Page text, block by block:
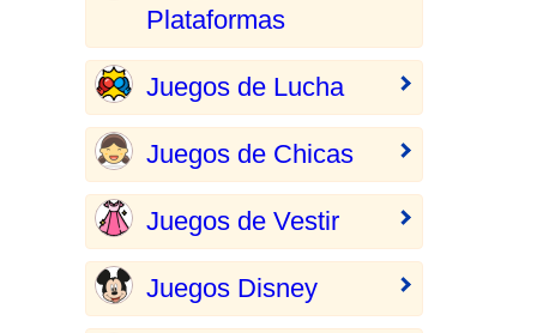
Plataformas
Juegos de Lucha
Juegos de Chicas
Juegos de Vestir
Juegos Disney